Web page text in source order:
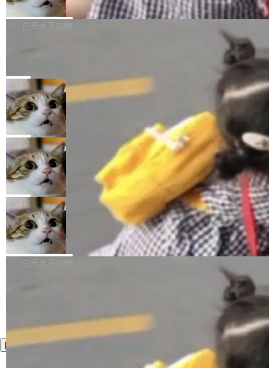
atePad Edge 升级至 HarmonyOS 6.1.0.135S
P9 patch03及以上版本。 *升级路径：设置 > 搜
来自中国开发者雷霄骅（Lei Xiaohua）。 对于
很多中国音视频开发者而言，这个名字并不陌
“启蒙老师”。 而今年，恰好是雷霄骅离世十周
年。FFmpeg 社区最终选择用一个大版本的名
字，留下了这份纪念。 雷霄骅曾是中国传媒大学
数字电视技术方向的博士生，长期从事视频、音
频技...
万元，超预算 860%
外媒近日曝光了亚马逊的多份内部报告显示，AI
导致公司在多个项目上超支。《金融时报》报道
编写程序，目标是完成电商平台作者信息与商品
列表的数据匹配 —— 一项常规的数据处理任
务，最终却产生了 180 万美元的账单，实际支出
超出原定预算 860%。 更令人意外的是，该项目
最终并未成功落地，而高额算力消耗持续运行长
达 5 个月，公司直到财务对账时才察觉异常。这
意味着一个无人看管的 AI 程序，在近半年时间
里日夜不停地"烧钱"。 复盘显示，...
白开水不加糖
e CEO Clément Delangue 在 CNBC 的采访里
没有拐弯抹角。他说中国正在赢得 AI 竞赛，而
且按目前的速度，中国 AI 工具预计在今年底或
2027 年就能追上美国前沿实验室的水平。 Dela
ngue 把原因归结为一件事：开放协作。中国的
AI 开发者在一个共享和协作的生态里加速迭代，
而美国模型厂商在"闭门造车"。他的原话是 "buil
ding in silos"——各自为战，互不通气。 这个判
断从他嘴里说出来分量不同。Hugging Face 是
全球最大的开源 AI 平台，上面跑着上百万个模
型。谁在开源赛道上领先，...
局
当 AI agent 把源码变成了最好的扩展系
统，开发者工具必须开源
五年前，David Crawshaw 问过很多软件工程师
一个问题：你写过什么给自己用的程序？答案几
乎都是没有。工程师们整天用别人写的程序写程
序给别人用。偶尔有人自己写个博客系统、智能
家居控制、家庭实验室，都算稀奇事。 Crawsh
aw 是 Shelley 的作者，一个开源 AI coding age
nt。他最近在博客上写了一篇文章，核心论点很
简单：开发者工具必须开源。 理由不是传统的自
由软件情怀，而是一个跟 AI agent 直接相关的
技术判断。 两行 prompt 就能个性化任何软件 C
局
DeepSeek Harness 宣布内测邀请，全
网最大规模开源 Agent 路演现场诞生
一条内测招募帖，发出去的时候大概没人想到它
会变成一场开源 Agent 生态的路演。 8月1日，
DeepSeek Harness 团队负责人崔添翼（tiany
i）在 X 上发帖： 「如果你是 Agent Harness 相
关开源项目的开发者，希望参加 DeepSeek Har
ness 的内测，可以回复或私信联系我。请附上
Harness 负责把能力落到真实环境中——调用工
具、读写文件、管理上下文、处理错误、完成闭
环。崔添翼招人的标...
局
商汤 SenseNova U1.5-Lite-Preview
开源
商汤科技宣布面向社区开源轻量级统一多模态模
型的预览版本 SenseNova U1.5-Lite-Preview。
理解、推理、生成与编辑，还仅以 8B-MoT 的轻
量大小，将能力推进到4K、更精细的真实质感、
更复杂的视觉控制和可持续迭代编辑。 相比 U
1，U1.5-Lite-Preview 在以下方向上带来了显著
白开水不加糖